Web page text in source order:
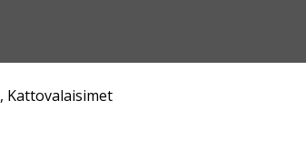
, Kattovalaisimet